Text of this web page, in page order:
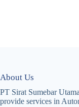
About Us
PT Sirat Sumebar
provide services in